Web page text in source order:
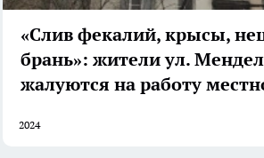
«Слив фекалий, крысы,
брань»: жители ул.
жалуются на работу
2024